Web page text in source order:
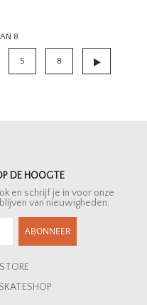
8
5 8
DE HOOGTE
en schrijf je in voor onze
van nieuwigheden.
ABONNEER